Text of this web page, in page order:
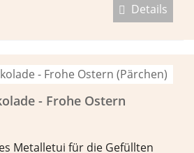
Details
- Frohe Ostern
Metalletui für die Gefüllten